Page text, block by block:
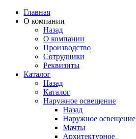
Главная
О компании
Назад
О компании
Производство
Сотрудники
Реквизиты
Каталог
Назад
Каталог
Наружное освещение
Назад
Наружное освещение
Мачты
Архитектурное